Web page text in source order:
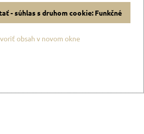
- súhlas s druhom cookie: Funkčné
obsah v novom okne